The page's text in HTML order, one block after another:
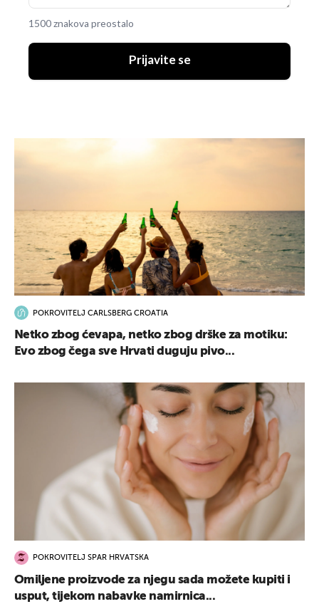
1500 znakova preostalo
Prijavite se
POKROVITELJ CARLSBERG CROATIA
Netko zbog ćevapa, netko zbog drške za motiku:
Evo zbog čega sve Hrvati duguju pivo...
POKROVITELJ SPAR HRVATSKA
Omiljene proizvode za njegu sada možete kupiti i
usput, tijekom nabavke namirnica...